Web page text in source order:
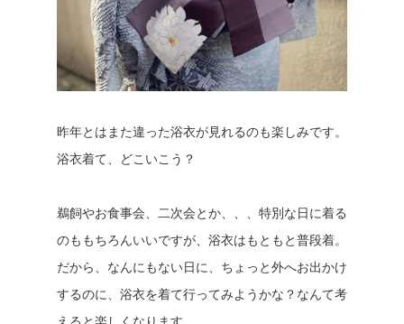
昨年とはまた違った浴衣が見れるのも楽しみです。
浴衣着て、どこいこう？
鵜飼やお食事会、二次会とか、、、特別な日に着る
のももちろんいいですが、浴衣はもともと普段着。
だから、なんにもない日に、ちょっと外へお出かけ
するのに、浴衣を着て行ってみようかな？なんて考